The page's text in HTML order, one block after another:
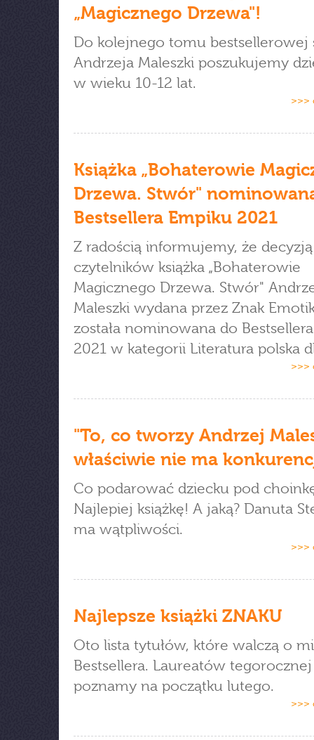
„Magicznego Drzewa"!
Do kolejnego tomu bestsellerowej
Andrzeja Maleszki poszukujemy
w wieku 10-12 lat.
>>>
Książka „Bohaterowie
Drzewa. Stwór"
Bestsellera Empiku 2021
Z radością informujemy, że decyzją
czytelników książka „Bohaterowie
Magicznego Drzewa. Stwór"
Maleszki wydana przez Znak
została nominowana do
2021 w kategorii Literatura polska
>>>
"To, co tworzy Andrzej
właściwie nie ma
Co podarować dziecku pod
Najlepiej książkę! A jaką? Danuta
ma wątpliwości.
>>>
Najlepsze książki ZNAKU
Oto lista tytułów, które walczą o
Bestsellera. Laureatów
poznamy na początku lutego.
>>>